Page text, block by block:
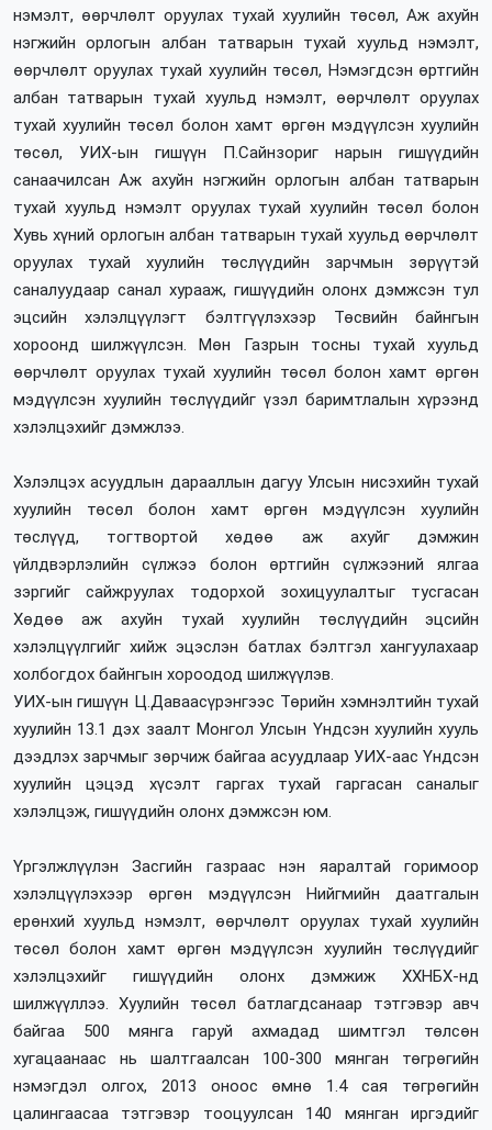
нэмэлт, өөрчлөлт оруулах тухай хуулийн төсөл, Аж ахуйн
нэгжийн орлогын албан татварын тухай хуульд нэмэлт,
өөрчлөлт оруулах тухай хуулийн төсөл, Нэмэгдсэн өртгийн
албан татварын тухай хуульд нэмэлт, өөрчлөлт оруулах
тухай хуулийн төсөл болон хамт өргөн мэдүүлсэн хуулийн
төсөл, УИХ-ын гишүүн П.Сайнзориг нарын гишүүдийн
санаачилсан Аж ахуйн нэгжийн орлогын албан татварын
тухай хуульд нэмэлт оруулах тухай хуулийн төсөл болон
Хувь хүний орлогын албан татварын тухай хуульд өөрчлөлт
оруулах тухай хуулийн төслүүдийн зарчмын зөрүүтэй
саналуудаар санал хурааж, гишүүдийн олонх дэмжсэн тул
эцсийн хэлэлцүүлэгт бэлтгүүлэхээр Төсвийн байнгын
хороонд шилжүүлсэн. Мөн Газрын тосны тухай хуульд
өөрчлөлт оруулах тухай хуулийн төсөл болон хамт өргөн
мэдүүлсэн хуулийн төслүүдийг үзэл баримтлалын хүрээнд
хэлэлцэхийг дэмжлээ.
Хэлэлцэх асуудлын дарааллын дагуу Улсын нисэхийн тухай
хуулийн төсөл болон хамт өргөн мэдүүлсэн хуулийн
төслүүд, тогтвортой хөдөө аж ахуйг дэмжин
үйлдвэрлэлийн сүлжээ болон өртгийн сүлжээний ялгаа
зэргийг сайжруулах тодорхой зохицуулалтыг тусгасан
Хөдөө аж ахуйн тухай хуулийн төслүүдийн эцсийн
хэлэлцүүлгийг хийж эцэслэн батлах бэлтгэл хангуулахаар
холбогдох байнгын хороодод шилжүүлэв.
УИХ-ын гишүүн Ц.Даваасүрэнгээс Төрийн хэмнэлтийн тухай
хуулийн 13.1 дэх заалт Монгол Улсын Үндсэн хуулийн хууль
дээдлэх зарчмыг зөрчиж байгаа асуудлаар УИХ-аас Үндсэн
хуулийн цэцэд хүсэлт гаргах тухай гаргасан саналыг
хэлэлцэж, гишүүдийн олонх дэмжсэн юм.
Үргэлжлүүлэн Засгийн газраас нэн яаралтай горимоор
хэлэлцүүлэхээр өргөн мэдүүлсэн Нийгмийн даатгалын
ерөнхий хуульд нэмэлт, өөрчлөлт оруулах тухай хуулийн
төсөл болон хамт өргөн мэдүүлсэн хуулийн төслүүдийг
хэлэлцэхийг гишүүдийн олонх дэмжиж ХХНБХ-нд
шилжүүллээ. Хуулийн төсөл батлагдсанаар тэтгэвэр авч
байгаа 500 мянга гаруй ахмадад шимтгэл төлсөн
хугацаанаас нь шалтгаалсан 100-300 мянган төгрөгийн
нэмэгдэл олгох, 2013 оноос өмнө 1.4 сая төгрөгийн
цалингаасаа тэтгэвэр тооцуулсан 140 мянган иргэдийг